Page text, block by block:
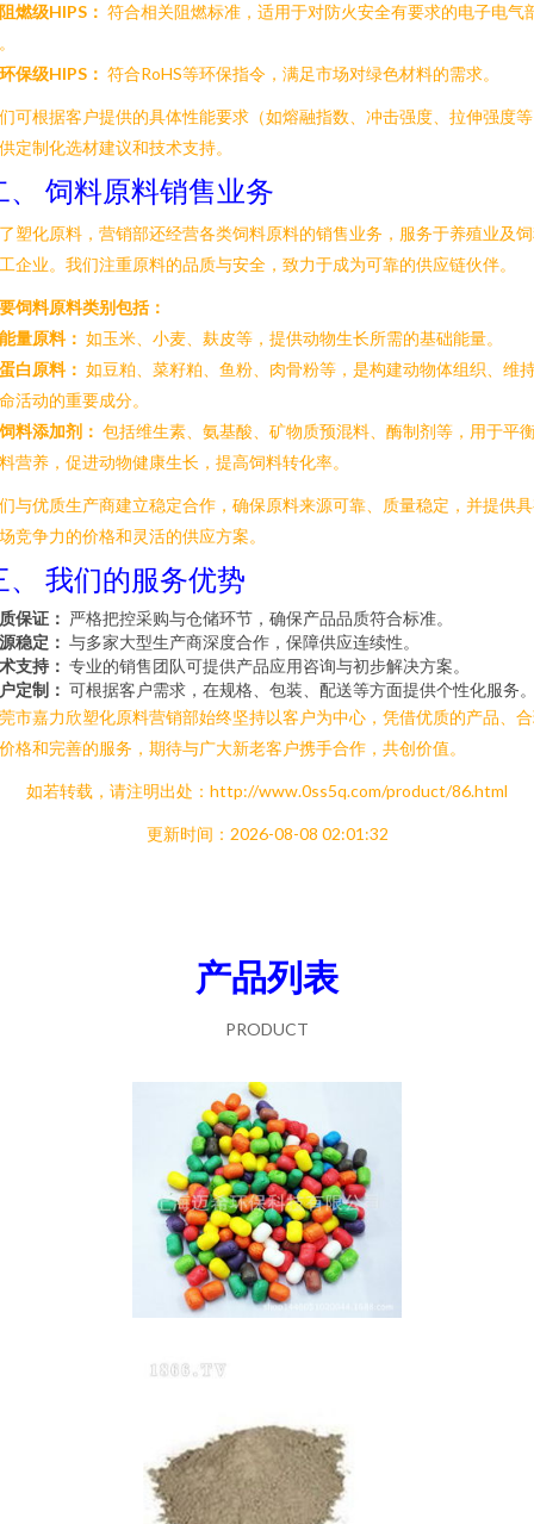
阻燃级HIPS： 符合相关阻燃标准，适用于对防火安全有要求的电子电气
环保级HIPS： 符合RoHS等环保指令，满足市场对绿色材料的需求。
可根据客户提供的具体性能要求（如熔融指数、冲击强度、拉伸强度
定制化选材建议和技术支持。
、 饲料原料销售业务
塑化原料，营销部还经营各类饲料原料的销售业务，服务于养殖业及
企业。我们注重原料的品质与安全，致力于成为可靠的供应链伙伴。
饲料原料类别包括：
能量原料： 如玉米、小麦、麸皮等，提供动物生长所需的基础能量。
蛋白原料： 如豆粕、菜籽粕、鱼粉、肉骨粉等，是构建动物体组织、维
活动的重要成分。
饲料添加剂： 包括维生素、氨基酸、矿物质预混料、酶制剂等，用于平
营养，促进动物健康生长，提高饲料转化率。
与优质生产商建立稳定合作，确保原料来源可靠、质量稳定，并提供
竞争力的价格和灵活的供应方案。
、 我们的服务优势
保证： 严格把控采购与仓储环节，确保产品品质符合标准。
稳定： 与多家大型生产商深度合作，保障供应连续性。
支持： 专业的销售团队可提供产品应用咨询与初步解决方案。
定制： 可根据客户需求，在规格、包装、配送等方面提供个性化服务
市嘉力欣塑化原料营销部始终坚持以客户为中心，凭借优质的产品、
格和完善的服务，期待与广大新老客户携手合作，共创价值。
如若转载，请注明出处：http://www.0ss5q.com/product/86.html
更新时间：2026-08-08 02:01:32
产品列表
PRODUCT